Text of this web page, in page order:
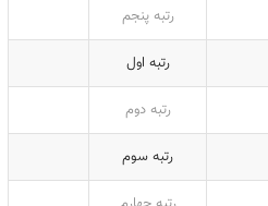
رتبه پنجم
رتبه اول
رتبه دوم
رتبه سوم